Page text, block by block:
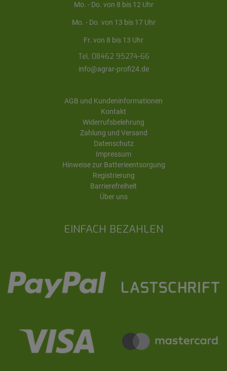
EINFACH BEZAHLEN
Mo. - Do. von 8 bis 12 Uhr
Mo. - Do. von 13 bis 17 Uhr
Fr. von 8 bis 13 Uhr
Tel. 08462 95274-66
info@agrar-profi24.de
AGB und Kundeninformationen
Kontakt
Widerrufsbelehrung
Zahlung und Versand
Datenschutz
Impressum
Hinweise zur Batterieentsorgung
Registrierung
Barrierefreiheit
Über uns